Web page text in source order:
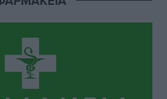
ο Janni Pembe